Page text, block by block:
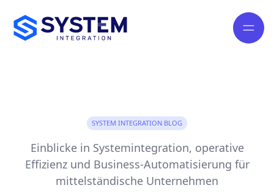
SYSTEM INTEGRATION BLOG
Einblicke in Systemintegration, operative
Effizienz und Business-Automatisierung für
mittelständische Unternehmen